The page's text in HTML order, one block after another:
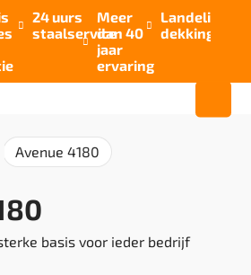

24 uurs
staalservice

Meer
dan 40
jaar
ervaring

Landelijke
dekking
Avenue 4180
basis voor ieder bedrijf